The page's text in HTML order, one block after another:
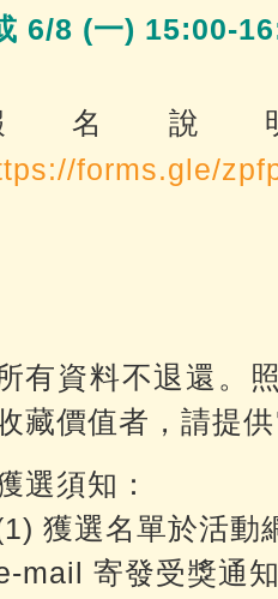
6/8 (一) 15:00-
名說
forms.gle/
有資料不退還。
藏價值者，請提
選須知：
獲選名單於活動
mail 寄發受獎通